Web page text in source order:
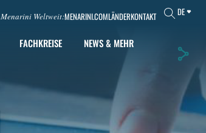
Menarini Weltweit:MENARINI.COMLÄNDERKONTAKT DE
FACHKREISE
NEWS & MEHR